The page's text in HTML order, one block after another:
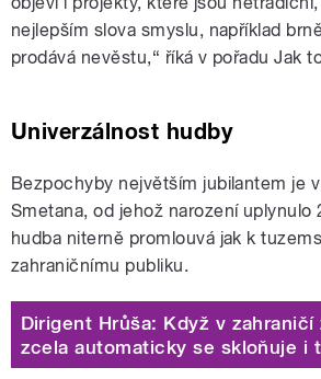
nejlepším slova smyslu, například
prodává nevěstu,“ říká v pořadu Jak
Univerzálnost hudby
Bezpochyby největším jubilantem je
Smetana, od jehož narození uplynulo
hudba niterně promlouvá jak k
zahraničnímu publiku.
Dirigent Hrůša: Když v zahraničí
zcela automaticky se skloňuje i